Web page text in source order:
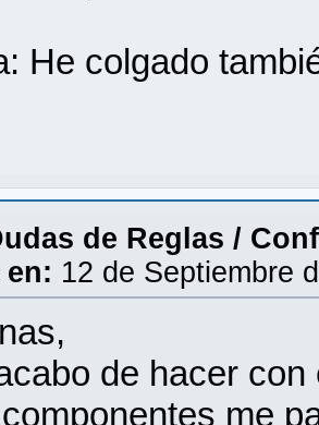
He colgado
de Reglas /
en: 12 de Septiembre
de hacer
me